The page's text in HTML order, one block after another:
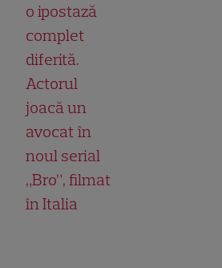
o ipostază
complet
diferită.
Actorul
joacă un
avocat în
noul serial
„Bro”, filmat
în Italia